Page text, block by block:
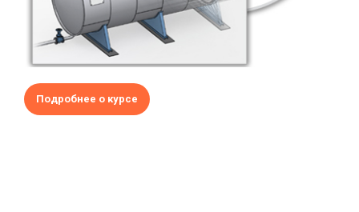
Подробнее о курсе